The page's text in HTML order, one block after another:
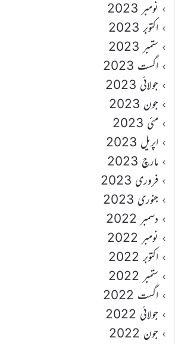
نومبر 2023
اکتوبر 2023
ستمبر 2023
اگست 2023
جولائی 2023
جون 2023
مئی 2023
اپریل 2023
مارچ 2023
فروری 2023
جنوری 2023
دسمبر 2022
نومبر 2022
اکتوبر 2022
ستمبر 2022
اگست 2022
جولائی 2022
جون 2022